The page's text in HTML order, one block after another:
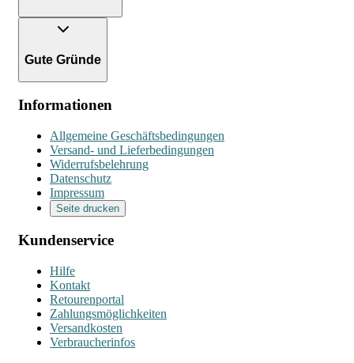
Gute Gründe
Informationen
Allgemeine Geschäftsbedingungen
Versand- und Lieferbedingungen
Widerrufsbelehrung
Datenschutz
Impressum
Seite drucken
Kundenservice
Hilfe
Kontakt
Retourenportal
Zahlungsmöglichkeiten
Versandkosten
Verbraucherinfos